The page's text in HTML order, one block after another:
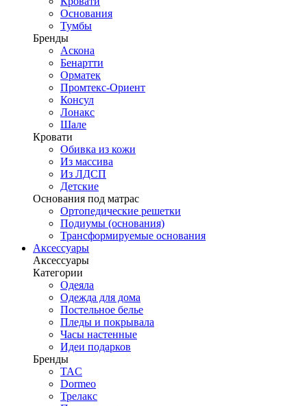
Основания
Тумбы
Бренды
Аскона
Бенартти
Орматек
Промтекс-Ориент
Консул
Лонакс
Шале
Кровати
Обивка из кожи
Из массива
Из ЛДСП
Детские
Основания под матрас
Ортопедические решетки
Подиумы (основания)
Трансформируемые основания
Аксессуары
Аксессуары
Категории
Одеяла
Одежда для дома
Постельное белье
Пледы и покрывала
Часы настенные
Идеи подарков
Бренды
TAC
Dormeo
Трелакс